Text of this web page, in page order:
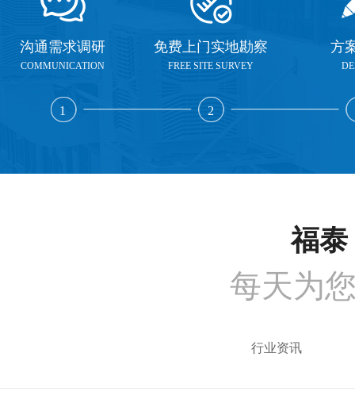
沟通需求调研
COMMUNICATION
1
免费上门实地勘察
FREE SITE SURVEY
2
方
福泰
每天为
行业资讯